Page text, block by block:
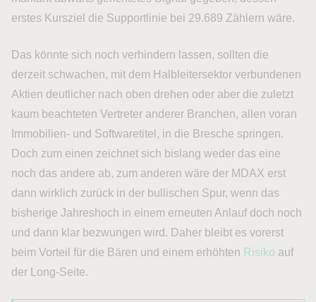
erstes Kursziel die Supportlinie bei 29.689 Zählern wäre.
Das könnte sich noch verhindern lassen, sollten die
derzeit schwachen, mit dem Halbleitersektor verbundenen
Aktien deutlicher nach oben drehen oder aber die zuletzt
kaum beachteten Vertreter anderer Branchen, allen voran
Immobilien- und Softwaretitel, in die Bresche springen.
Doch zum einen zeichnet sich bislang weder das eine
noch das andere ab, zum anderen wäre der MDAX erst
dann wirklich zurück in der bullischen Spur, wenn das
bisherige Jahreshoch in einem erneuten Anlauf doch noch
und dann klar bezwungen wird. Daher bleibt es vorerst
beim Vorteil für die Bären und einem erhöhten Risiko auf
der Long-Seite.